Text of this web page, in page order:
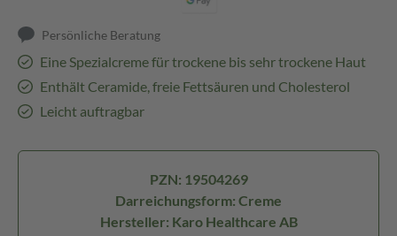
Persönliche Beratung
Eine Spezialcreme für trockene bis sehr trockene Haut
Enthält Ceramide, freie Fettsäuren und Cholesterol
Leicht auftragbar
PZN: 19504269
Darreichungsform: Creme
Hersteller: Karo Healthcare AB